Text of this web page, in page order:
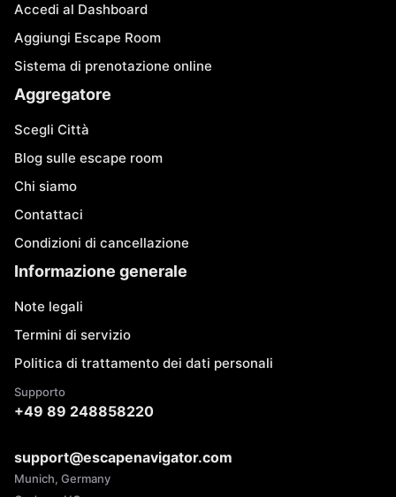
Accedi al Dashboard
Aggiungi Escape Room
Sistema di prenotazione online
Aggregatore
Scegli Città
Blog sulle escape room
Chi siamo
Contattaci
Condizioni di cancellazione
Informazione generale
Note legali
Termini di servizio
Politica di trattamento dei dati personali
Supporto
+49 89 248858220
support@escapenavigator.com
Munich, Germany